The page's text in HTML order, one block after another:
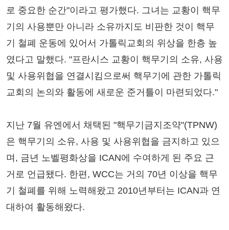
로 중요한 순간"이라고 평가했다. 그녀는 교황이 핵무
기의 사용뿐만 아니라 소유까지도 비판한 것이 핵무
기 철폐 운동에 있어서 가톨릭교회의 위상을 한층 높
였다고 말했다. "프란시스 교황이 핵무기의 소유, 사용
및 사용위협을 연결시킴으로써 핵무기에 관한 가톨릭
교회의 논의와 활동에 새로운 준거틀이 마련되었다."
지난 7월 유엔에서 채택된 "핵무기금지조약"(TPNW)
은 핵무기의 소유, 사용 및 사용위협을 금지하고 있으
며, 금년 노벨평화상을 ICAN에 수여하게 된 주요 근
거로 언급됐다. 한편, WCC는 거의 70년 이상을 핵무
기 철폐를 위해 노력해왔고 2010년부터는 ICAN과 연
대하여 활동해왔다.